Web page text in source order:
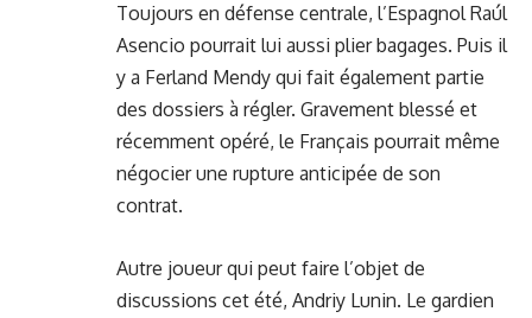
Toujours en défense centrale, l’Espagnol Raúl
Asencio pourrait lui aussi plier bagages. Puis il
y a Ferland Mendy qui fait également partie
des dossiers à régler. Gravement blessé et
récemment opéré, le Français pourrait même
négocier une rupture anticipée de son
contrat.
Autre joueur qui peut faire l’objet de
discussions cet été, Andriy Lunin. Le gardien